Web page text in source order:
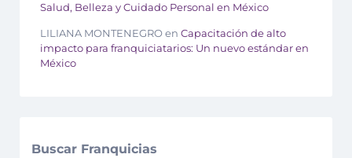
Salud, Belleza y Cuidado Personal en México
LILIANA MONTENEGROen Capacitación de alto
impacto para franquiciatarios: Un nuevo estándar en
México
Buscar Franquicias